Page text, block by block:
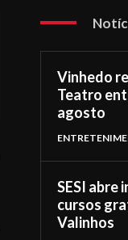
Vinhedo
Teatro
agosto
SESI abre
cursos
Valinhos